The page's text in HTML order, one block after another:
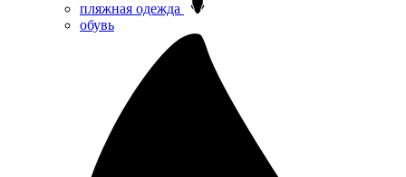
пляжная одежда
oбувь